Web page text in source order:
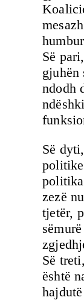
Së
gjuhën
ndodh
Së
zezë
tjetër,
Së
është